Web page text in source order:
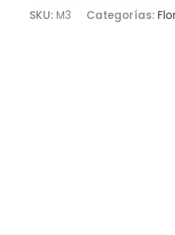
SKU: M3 Categorías: